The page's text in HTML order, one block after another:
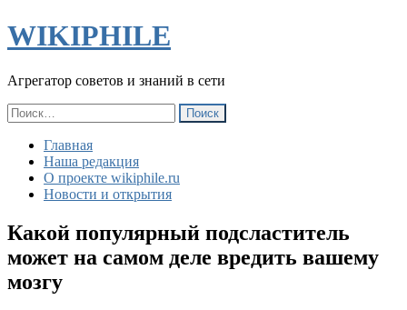
WIKIPHILE
Агрегатор советов и знаний в сети
Найти:
Главная
Наша редакция
О проекте wikiphile.ru
Новости и открытия
Какой популярный подсластитель
может на самом деле вредить вашему
мозгу